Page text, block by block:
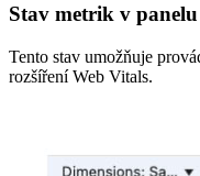
Stav metrik v
Tento stav umožňuje
rozšíření Web Vitals.